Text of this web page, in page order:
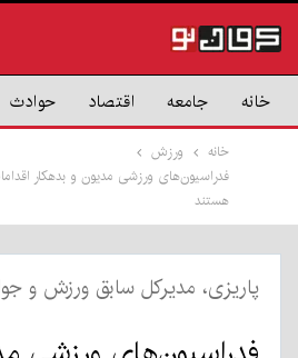
خانه جامعه اقتصاد حوادث
خانه
ورزش
فدراسیون‌های ورزشی مدیون و بدهکار
هستند
پاریزی، مدیرکل سابق ورزش و